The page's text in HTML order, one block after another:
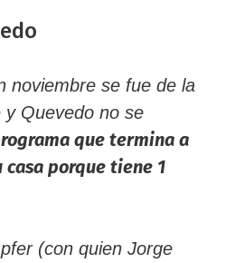
noviembre se fue de la
y Quevedo no se
que termina a
casa porque tiene 1
(con quien Jorge